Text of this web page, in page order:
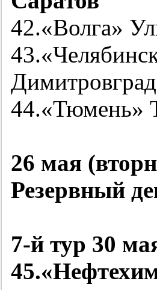
42.«Волга»
Димитровград
26 мая
Резервный
7-йтур 30